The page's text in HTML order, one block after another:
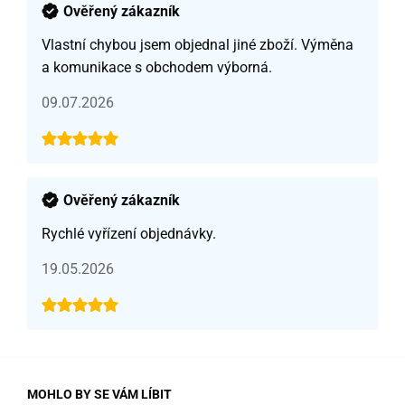
Ověřený zákazník
Vlastní chybou jsem objednal jiné zboží. Výměna
a komunikace s obchodem výborná.
09.07.2026
Ověřený zákazník
Rychlé vyřízení objednávky.
19.05.2026
MOHLO BY SE VÁM LÍBIT